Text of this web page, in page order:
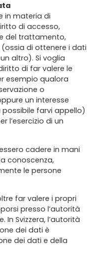
in materia di
di accesso,
del trattamento,
di ottenere i dati
altro). Si voglia
di far valere le
esempio qualora
o
un interesse
farvi appello)
l’esercizio di un
cadere in mani
conoscenza,
le persone
far valere i propri
presso l’autorità
Svizzera, l’autorità
dei dati è
dei dati e della